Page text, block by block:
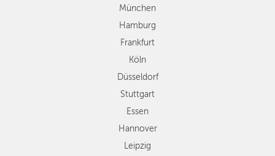
Stuttgart
Essen
Dresden
Nürnberg
Wien
Zürich
Andere
Regionen
München
Hamburg
Frankfurt
Köln
Düsseldorf
Stuttgart
Essen
Hannover
Leipzig